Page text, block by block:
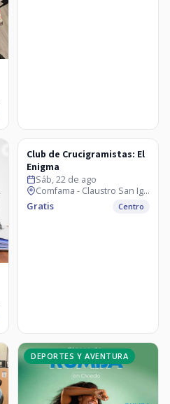
CLASES Y TALLERES
Club de Crucigramistas: El
Enigma
Sáb, 22 de ago
Comfama - Claustro San Ignacio
Gratis Centro
DEPORTES Y AVENTURA